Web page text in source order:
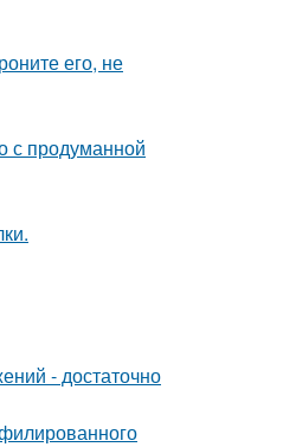
его, не
с продуманной
- достаточно